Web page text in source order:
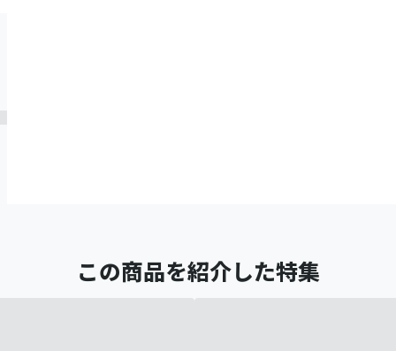
この商品を紹介した特集